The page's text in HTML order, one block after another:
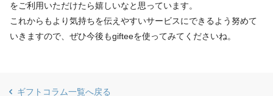
をご利用いただけたら嬉しいなと思っています。
これからもより気持ちを伝えやすいサービスにできるよう努めて
いきますので、ぜひ今後もgifteeを使ってみてくださいね。
ギフトコラム一覧へ戻る